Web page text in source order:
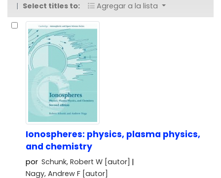
Select titles to:
Agregar a la lista
Ionospheres: physics, plasma physics,
and chemistry
por Schunk, Robert W [autor]
Nagy, Andrew F [autor]